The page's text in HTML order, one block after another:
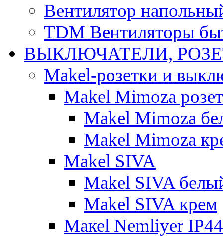
Вентилятор
TDM Вентиляторы
ВЫКЛЮЧАТЕЛИ,
Makel-розетки и
Makel Mimoza
Makel Mimoza
Makel Mimoza
Makel SIVA
Makel SIVA
Makel SIVA крем
Макеl Nemliyer IP44